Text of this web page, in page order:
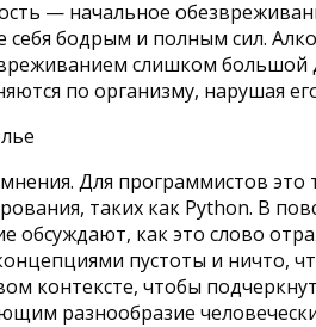
— начальное
себя бодрым и полным сил.
слишком
по организму, нарушая
Для программистов
таких как Python. В
как это слово
пустоты и ничто,
контексте, чтобы
разнообразие